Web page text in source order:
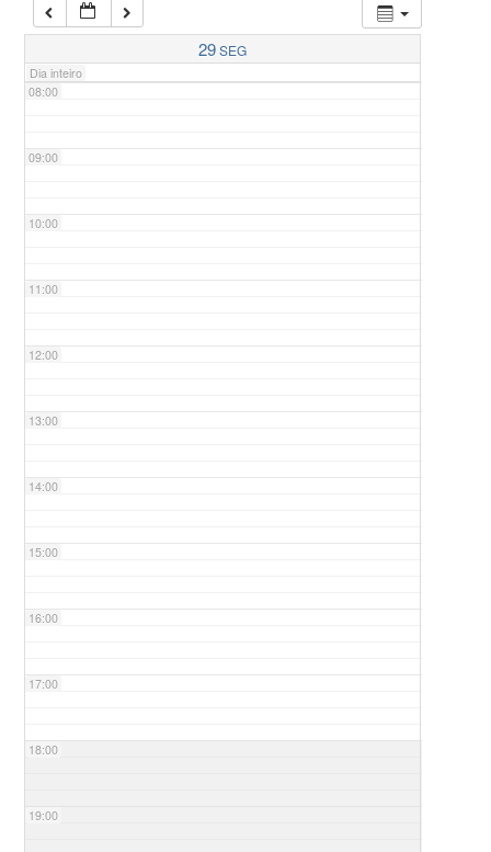
29SEG
Dia inteiro
07:00
08:00
09:00
10:00
11:00
12:00
13:00
14:00
15:00
16:00
17:00
18:00
19:00